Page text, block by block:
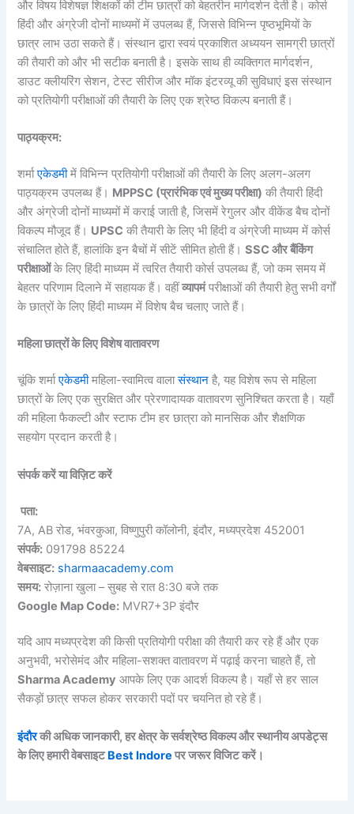
और विषय विशेषज्ञ शिक्षकों की टीम छात्रों को बेहतरीन मार्गदर्शन देती है। कोर्स
हिंदी और अंग्रेजी दोनों माध्यमों में उपलब्ध हैं, जिससे विभिन्न पृष्ठभूमियों के
छात्र लाभ उठा सकते हैं। संस्थान द्वारा स्वयं प्रकाशित अध्ययन सामग्री छात्रों
की तैयारी को और भी सटीक बनाती है। इसके साथ ही व्यक्तिगत मार्गदर्शन,
डाउट क्लीयरिंग सेशन, टेस्ट सीरीज और मॉक इंटरव्यू की सुविधाएं इस संस्थान
को प्रतियोगी परीक्षाओं की तैयारी के लिए एक श्रेष्ठ विकल्प बनाती हैं।
पाठ्यक्रम:
शर्माएकेडमीमें विभिन्न प्रतियोगी परीक्षाओं की तैयारी के लिए अलग-अलग
पाठ्यक्रम उपलब्ध हैं। MPPSC (प्रारंभिक एवं मुख्य परीक्षा) की तैयारी हिंदी
और अंग्रेजी दोनों माध्यमों में कराई जाती है, जिसमें रेगुलर और वीकेंड बैच दोनों
विकल्प मौजूद हैं। UPSC की तैयारी के लिए भी हिंदी व अंग्रेजी माध्यम में कोर्स
संचालित होते हैं, हालांकि इन बैचों में सीटें सीमित होती हैं।SSC और बैंकिंग
परीक्षाओंके लिए हिंदी माध्यम में त्वरित तैयारी कोर्स उपलब्ध हैं, जो कम समय में
बेहतर परिणाम दिलाने में सहायक हैं। वहींव्यापमंपरीक्षाओं की तैयारी हेतु सभी वर्गों
के छात्रों के लिए हिंदी माध्यम में विशेष बैच चलाए जाते हैं।
महिला छात्रों के लिए विशेष वातावरण
चूंकि शर्माएकेडमीमहिला-स्वामित्व वालासंस्थान है, यह विशेष रूप से महिला
छात्रों के लिए एक सुरक्षित और प्रेरणादायक वातावरण सुनिश्चित करता है। यहाँ
की महिला फैकल्टी और स्टाफ टीम हर छात्रा को मानसिक और शैक्षणिक
सहयोग प्रदान करती है।
संपर्क करें या विज़िट करें
पता:
7A, AB रोड, भंवरकुआ, विष्णुपुरी कॉलोनी, इंदौर, मध्यप्रदेश 452001
संपर्क: 091798 85224
वेबसाइट: sharmaacademy.com
समय: रोज़ाना खुला – सुबह से रात 8:30 बजे तक
Google Map Code: MVR7+3P इंदौर
यदि आप मध्यप्रदेश की किसी प्रतियोगी परीक्षा की तैयारी कर रहे हैं और एक
अनुभवी, भरोसेमंद और महिला-सशक्त वातावरण में पढ़ाई करना चाहते हैं, तो
Sharma Academy आपके लिए एक आदर्श विकल्प है। यहाँ से हर साल
सैकड़ों छात्र सफल होकर सरकारी पदों पर चयनित हो रहे हैं।
इंदौरकी अधिक जानकारी, हर क्षेत्र के सर्वश्रेष्ठ विकल्प और स्थानीय अपडेट्स
के लिए हमारी वेबसाइटBest Indore पर जरूर विजिट करें।